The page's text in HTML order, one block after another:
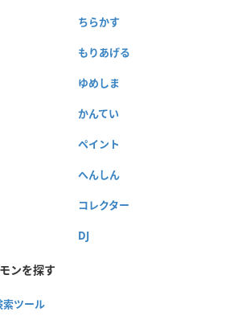
ちらかす
もりあげる
ゆめしま
かんてい
ペイント
へんしん
コレクター
DJ
ンを探す
索ツール